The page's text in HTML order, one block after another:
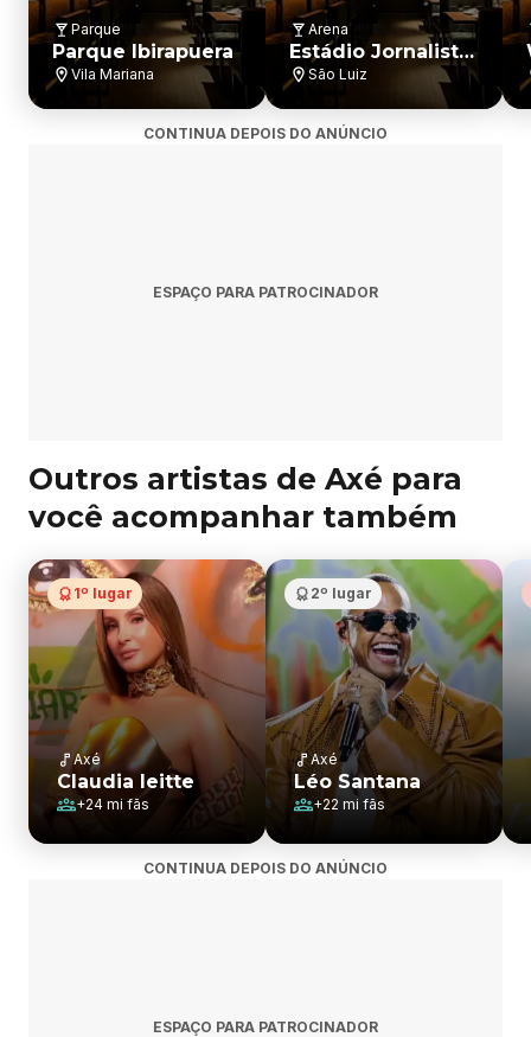
Parque
Parque Ibirapuera
Vila Mariana
Arena
Estádio Jornalista
Felipe Drummond
Mineirinho)
São Luiz
CONTINUA DEPOIS DO ANÚNCIO
ESPAÇO PARA PATROCINADOR
Outros artistas de Axé para
você acompanhar também
1º lugar
Axé
Claudia leitte
+24 mi fãs
2º lugar
Axé
Léo Santana
+22 mi fãs
CONTINUA DEPOIS DO ANÚNCIO
ESPAÇO PARA PATROCINADOR